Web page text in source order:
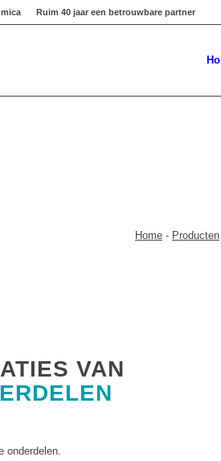
Ruim 40 jaar een betrouwbare partner
Home - Producten
VAN
onderdelen.